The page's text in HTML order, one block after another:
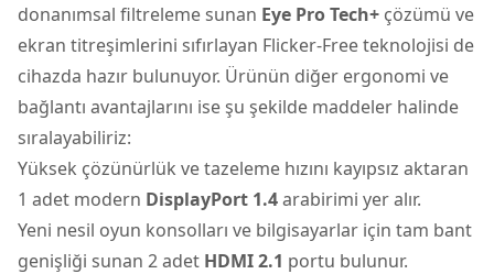
donanımsal filtreleme sunan Eye Pro Tech+ çözümü ve
ekran titreşimlerini sıfırlayan Flicker-Free teknolojisi de
cihazda hazır bulunuyor. Ürünün diğer ergonomi ve
bağlantı avantajlarını ise şu şekilde maddeler halinde
sıralayabiliriz:
Yüksek çözünürlük ve tazeleme hızını kayıpsız aktaran
1 adet modern DisplayPort 1.4arabirimi yer alır.
Yeni nesil oyun konsolları ve bilgisayarlar için tam bant
genişliği sunan 2 adet HDMI 2.1 portu bulunur.